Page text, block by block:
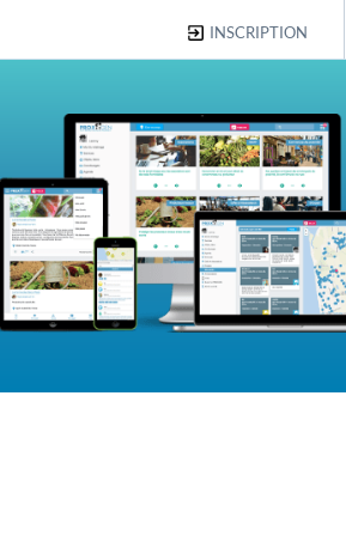
INSCRIPTION